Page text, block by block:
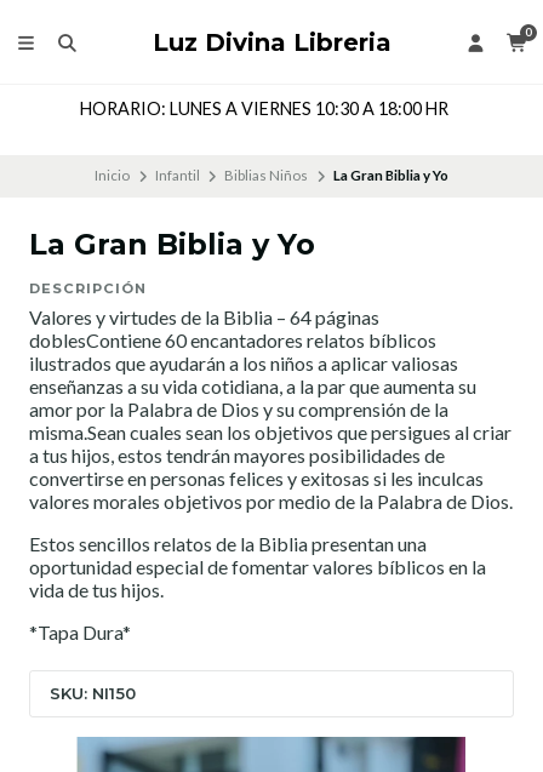
Luz Divina Libreria 0
Dirección: Cochrane 143 Local 205, Segundo Piso, Coronel,
Inicio Infantil Biblias Niños La Gran Biblia y Yo
La Gran Biblia y Yo
DESCRIPCIÓN
Valores y virtudes de la Biblia – 64 páginas
doblesContiene 60 encantadores relatos bíblicos
ilustrados que ayudarán a los niños a aplicar valiosas
enseñanzas a su vida cotidiana, a la par que aumenta su
amor por la Palabra de Dios y su comprensión de la
misma.Sean cuales sean los objetivos que persigues al criar
a tus hijos, estos tendrán mayores posibilidades de
convertirse en personas felices y exitosas si les inculcas
valores morales objetivos por medio de la Palabra de Dios.
Estos sencillos relatos de la Biblia presentan una
oportunidad especial de fomentar valores bíblicos en la
vida de tus hijos.
*Tapa Dura*
SKU: NI150